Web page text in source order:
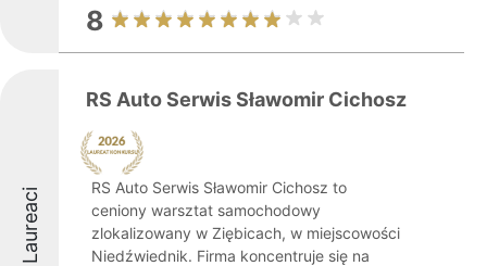
8
Laureaci
RS Auto Serwis Sławomir Cichosz
RS Auto Serwis Sławomir Cichosz to
ceniony warsztat samochodowy
zlokalizowany w Ziębicach, w miejscowości
Niedźwiednik. Firma koncentruje się na